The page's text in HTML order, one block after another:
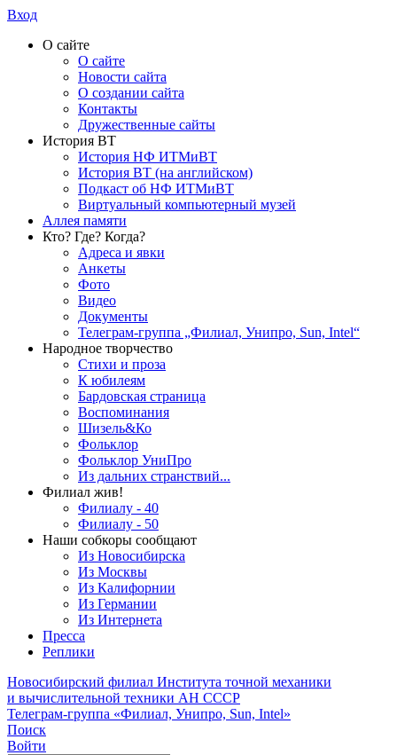
Вход
О сайте
О сайте
Новости сайта
О создании сайта
Контакты
Дружественные сайты
История ВТ
История НФ ИТМиВТ
История ВТ (на английском)
Подкаст об НФ ИТМиВТ
Виртуальный компьютерный музей
Аллея памяти
Кто? Где? Когда?
Адреса и явки
Анкеты
Фото
Видео
Документы
Телеграм-группа „Филиал, Унипро, Sun, Intel“
Народное творчество
Стихи и проза
К юбилеям
Бардовская страница
Воспоминания
Шизель&Ко
Фольклор
Фольклор УниПро
Из дальних странствий...
Филиал жив!
Филиалу - 40
Филиалу - 50
Наши собкоры сообщают
Из Новосибирска
Из Москвы
Из Калифорнии
Из Германии
Из Интернета
Пресса
Реплики
Новосибирский филиал Института точной механики
и вычислительной техники АН СССР
Телеграм-группа «Филиал, Унипро, Sun, Intel»
Поиск
Войти